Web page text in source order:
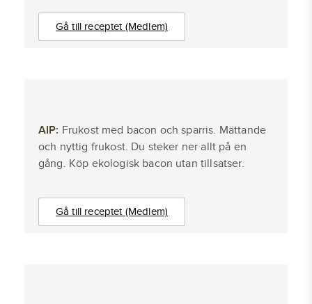
Gå till receptet (Medlem)
AIP: Frukost med bacon och sparris. Mättande
och nyttig frukost. Du steker ner allt på en
gång. Köp ekologisk bacon utan tillsatser.
Gå till receptet (Medlem)